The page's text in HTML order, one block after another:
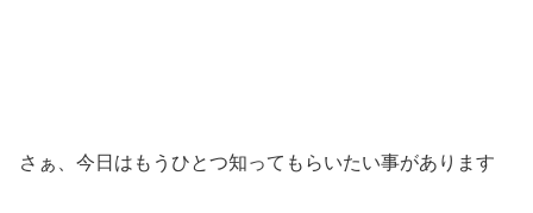
さぁ、今日はもうひとつ知ってもらいたい事があります